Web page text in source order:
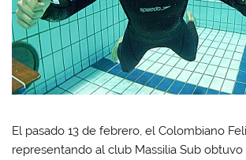
El pasado 13 de febrero, el Colombiano
representando al club Massilia Sub